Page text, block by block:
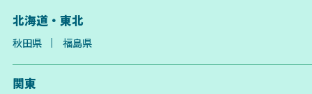
北海道・東北
秋田県 福島県
関東